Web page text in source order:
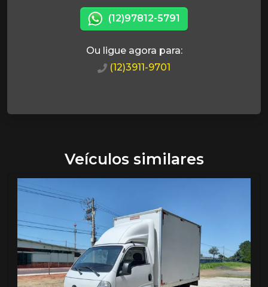
(12)97812-5791
Ou ligue agora para:
(12)3911-9701
Veículos similares